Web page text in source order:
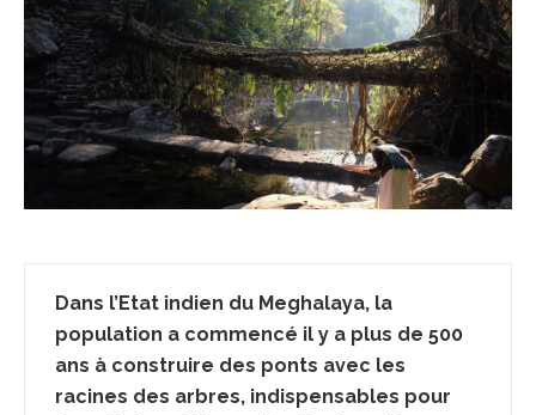
Dans l’Etat indien du Meghalaya, la
population a commencé il y a plus de 500
ans à construire des ponts avec les
racines des arbres, indispensables pour